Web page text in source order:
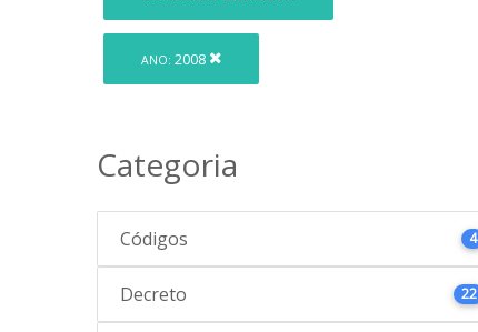
ANO: 2008
Categoria
Códigos 4
Decreto 22